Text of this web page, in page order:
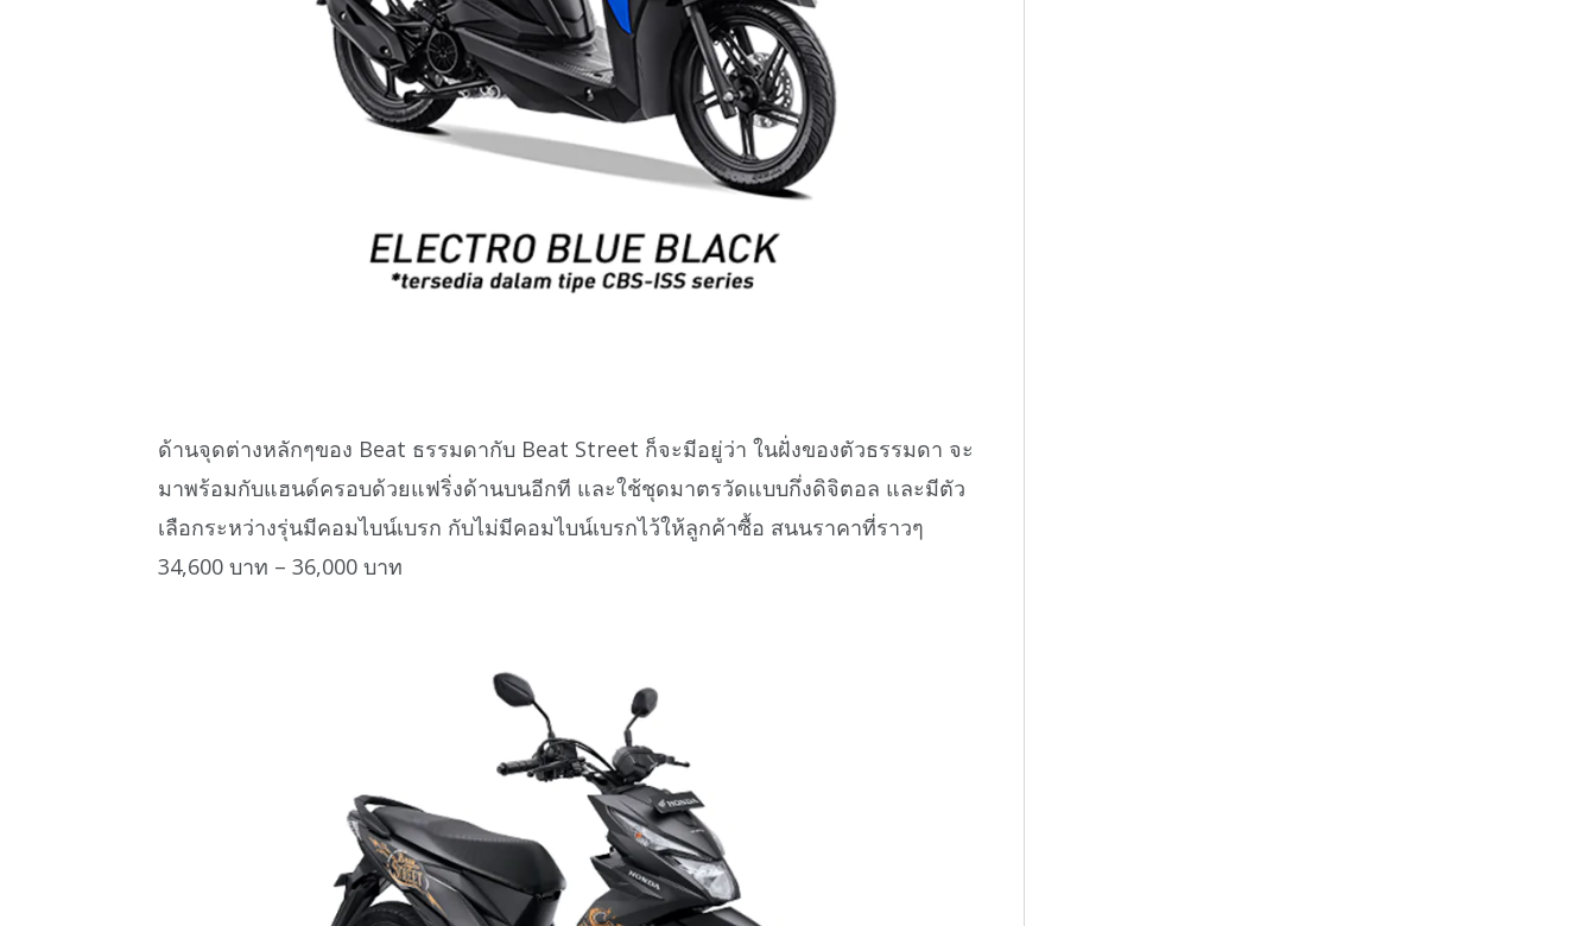
ด้านจุดต่างหลักๆของ Beat ธรรมดากับ Beat Street ก็จะมีอยู่ว่า ในฝั่งของตัวธรรมดา จะ
มาพร้อมกับแฮนด์ครอบด้วยแฟริ่งด้านบนอีกที และใช้ชุดมาตรวัดแบบกึ่งดิจิตอล และมีตัว
เลือกระหว่างรุ่นมีคอมไบน์เบรก กับไม่มีคอมไบน์เบรกไว้ให้ลูกค้าซื้อ สนนราคาที่ราวๆ
34,600 บาท – 36,000 บาท